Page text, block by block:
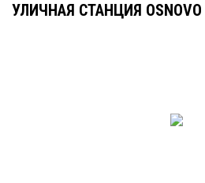
УЛИЧНАЯ СТАНЦИЯ OSNOVO